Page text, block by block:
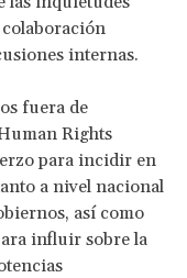
colaboración
internas.
fuera de
Rights
para incidir en
a nivel nacional
así como
influir sobre la